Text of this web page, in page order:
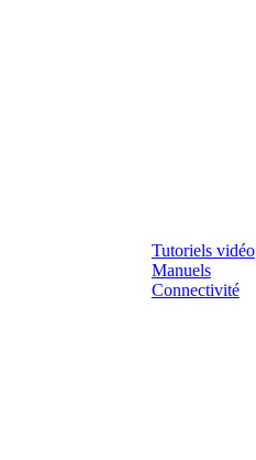
Tutoriels vidéo
Manuels
Connectivité